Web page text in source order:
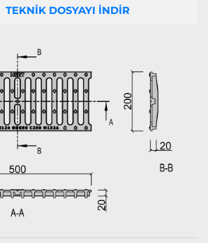
TEKNİK DOSYAYI İNDİR